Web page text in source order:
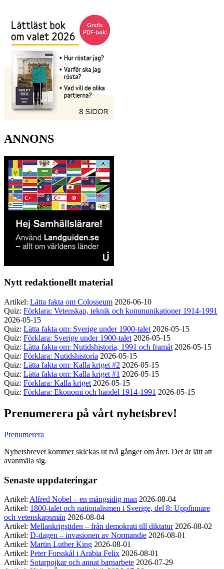
ANNONS
Nytt redaktionellt material
Artikel: Lätta fakta om Colosseum 2026-06-10
Quiz: Förklara: Vetenskap, teknik och kommunikationer 1914-1991
2026-05-15
Quiz: Lätta fakta om: Sverige under 1900-talet 2026-05-15
Quiz: Förklara: Sverige under 1900-talet 2026-05-15
Quiz: Lätta fakta om: Nutidshistoria, 1991 och framåt 2026-05-15
Quiz: Förklara: Nutidshistoria 2026-05-15
Quiz: Lätta fakta om: Kalla kriget #2 2026-05-15
Quiz: Lätta fakta om: Kalla kriget #1 2026-05-15
Quiz: Förklara: Kalla kriget 2026-05-15
Quiz: Förklara: Ekonomi och handel 1914-1991 2026-05-15
Prenumerera på vårt nyhetsbrev!
Prenumerera
Nyhetsbrevet kommer skickas ut två gånger om året. Det är lätt att
avanmäla sig.
Senaste uppdateringar
Artikel: Alfred Nobel – en mångsidig man 2026-08-04
Artikel: 1800-talet och nationalismen i Sverige, del 8: Uppfinnare
och vetenskapsmän 2026-08-04
Artikel: Mellankrigstiden – från demokrati till diktatur 2026-08-02
Artikel: D-dagen – invasionen av Normandie 2026-08-01
Artikel: Martin Luther King 2026-08-01
Artikel: Peter Forsskål i Arabia Felix 2026-08-01
Artikel: Sotarpojkar och annat barnarbete 2026-07-29